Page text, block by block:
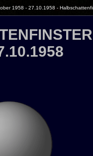
1958 - 27.10.1958 -